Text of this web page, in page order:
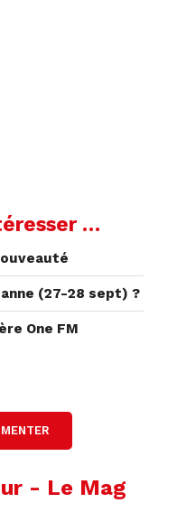
…
(27-28 sept) ?
One FM
- Le Mag